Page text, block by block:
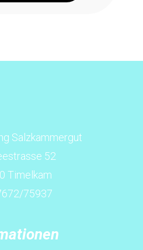
Salzkammergut
52
Timelkam
75937